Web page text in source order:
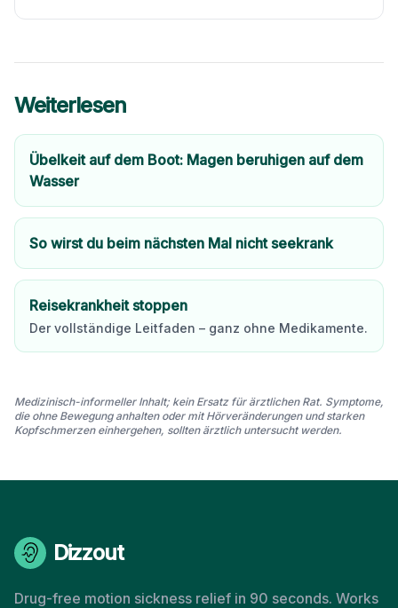
Weiterlesen
Übelkeit auf dem Boot: Magen beruhigen auf dem
Wasser
So wirst du beim nächsten Mal nicht seekrank
Reisekrankheit stoppen
Der vollständige Leitfaden – ganz ohne Medikamente.
Medizinisch-informeller Inhalt; kein Ersatz für ärztlichen Rat. Symptome,
die ohne Bewegung anhalten oder mit Hörveränderungen und starken
Kopfschmerzen einhergehen, sollten ärztlich untersucht werden.
Dizzout
Drug-free motion sickness relief in 90 seconds. Works